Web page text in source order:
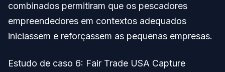
combinados permitiram que os pescadores
empreendedores em contextos adequados
iniciassem e reforçassem as pequenas empresas.
Estudo de caso 6: Fair Trade USA Capture